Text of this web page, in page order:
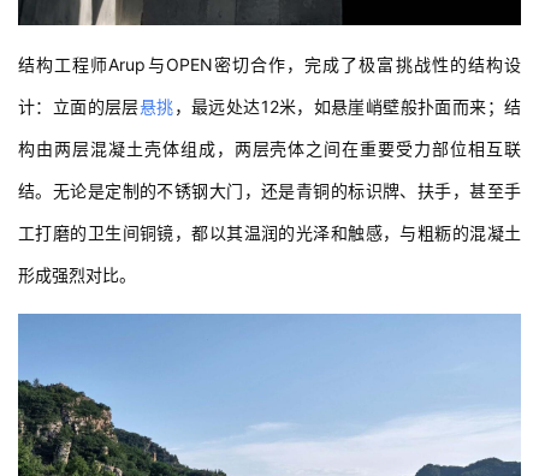
筑
设
室
内
结构工程师Arup与OPEN密切合作，完成了极富挑战性的结构设
计：立面的层层悬挑，最远处达12米，如悬崖峭壁般扑面而来；结
构由两层混凝土壳体组成，两层壳体之间在重要受力部位相互联
结。无论是定制的不锈钢大门，还是青铜的标识牌、扶手，甚至手
工打磨的卫生间铜镜，都以其温润的光泽和触感，与粗粝的混凝土
形成强烈对比。